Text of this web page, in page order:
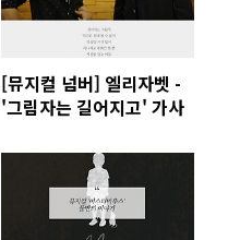
[뮤지컬 넘버] 엘리자벳 -
'그림자는 길어지고' 가사